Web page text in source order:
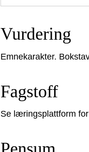
Vurdering
Emnekarakter.
Fagstoff
Se læringsplattform